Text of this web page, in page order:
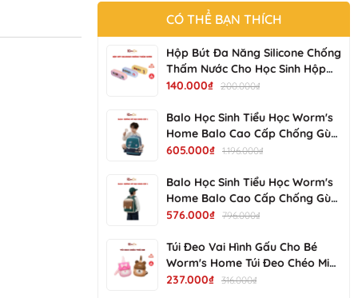
CÓ THỂ BẠN THÍCH
Hộp Bút Đa Năng Silicone Chống
Thấm Nước Cho Học Sinh Hộp
Bút Bền Đẹp, Dễ Vệ Sinh NV-
140.000₫ 200.000₫
Balo Học Sinh Tiểu Học Worm's
Home Balo Cao Cấp Chống Gù
Balo Cho Bé Siêu Nhẹ Chống
S34202
605.000₫ 1.196.000₫
Balo Học Sinh Tiểu Học Worm's
Home Balo Cao Cấp Chống Gù
Balo Cho Bé Siêu Nhẹ Chống
S00502
576.000₫ 796.000₫
Túi Đeo Vai Hình Gấu Cho Bé
Worm's Home Túi Đeo Chéo Mini
Dễ Thương, Gọn Nhẹ, Tiện Mang
237.000₫ 316.000₫